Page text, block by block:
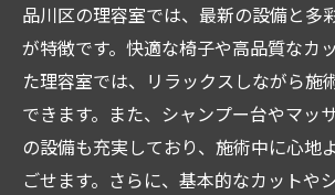
品川区の理容室では、最新の設備と多
が特徴です。快適な椅子や高品質なカ
た理容室では、リラックスしながら施
できます。また、シャンプー台やマッ
の設備も充実しており、施術中に心地
ごせます。さらに、基本的なカットや